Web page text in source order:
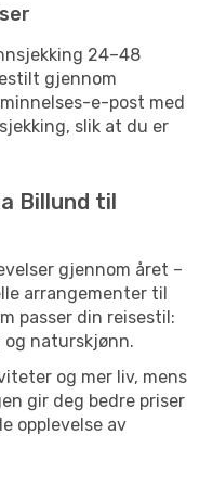
24–48
gjennom
e-post med
slik at du er
Billund til
gjennom året –
arrangementer til
passer din reisestil:
og naturskjønn.
og mer liv, mens
gir deg bedre priser
opplevelse av